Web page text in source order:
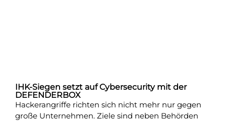
IHK-Siegen setzt auf Cybersecurity mit der
DEFENDERBOX
Hackerangriffe richten sich nicht mehr nur gegen
große Unternehmen. Ziele sind neben Behörden